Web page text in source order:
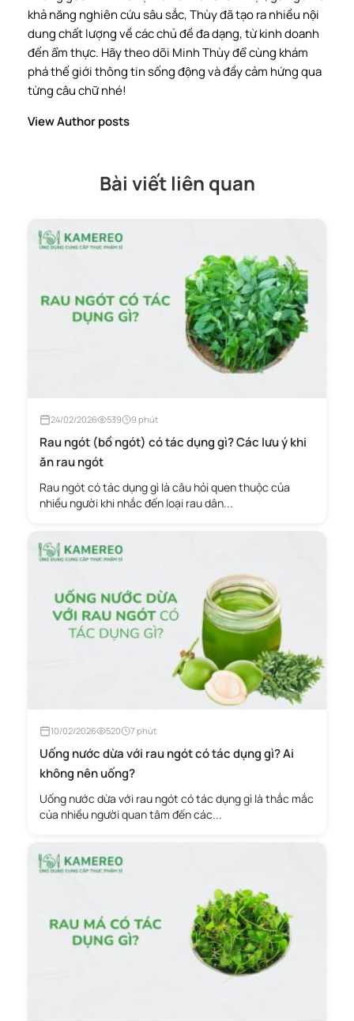
khả năng nghiên cứu sâu sắc, Thùy đã tạo ra nhiều nội
dung chất lượng về các chủ đề đa dạng, từ kinh doanh
đến ẩm thực. Hãy theo dõi Minh Thùy để cùng khám
phá thế giới thông tin sống động và đầy cảm hứng qua
từng câu chữ nhé!
View Author posts
Bài viết liên quan
24/02/2026 539 9 phút
Rau ngót (bồ ngót) có tác dụng gì? Các lưu ý khi
ăn rau ngót
Rau ngót có tác dụng gì là câu hỏi quen thuộc của
nhiều người khi nhắc đến loại rau dân...
10/02/2026 520 7 phút
Uống nước dừa với rau ngót có tác dụng gì? Ai
không nên uống?
Uống nước dừa với rau ngót có tác dụng gì là thắc mắc
của nhiều người quan tâm đến các...